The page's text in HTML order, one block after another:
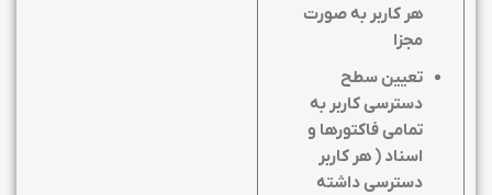
هر کاربر به صورت
مجزا
تعیین سطح
دسترسی کاربر به
تمامی فاکتورها و
اسناد ( هر کاربر
دسترسی داشته